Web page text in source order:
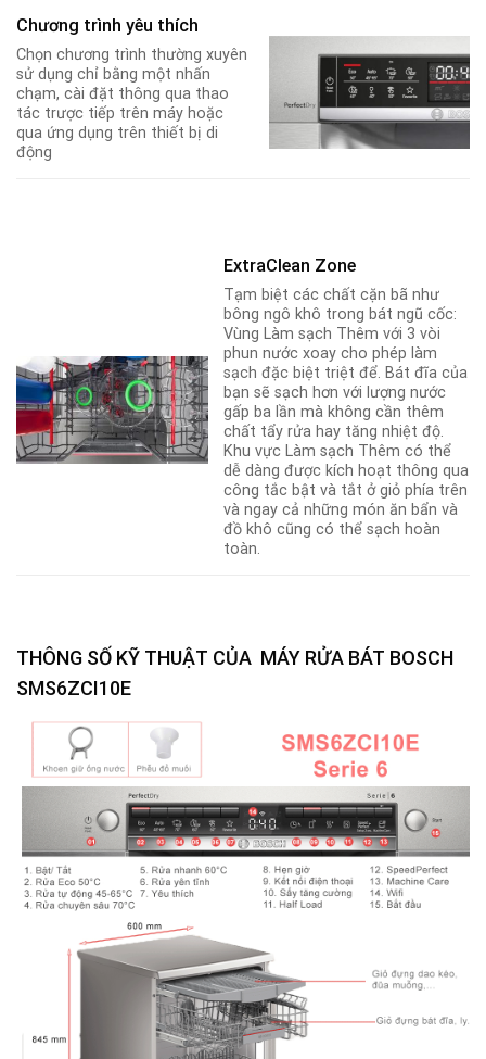
Chương trình yêu thích
Chọn chương trình thường xuyên
sử dụng chỉ bằng một nhấn
chạm, cài đặt thông qua thao
tác trược tiếp trên máy hoặc
qua ứng dụng trên thiết bị di
động
ExtraClean Zone
Tạm biệt các chất cặn bã như
bông ngô khô trong bát ngũ cốc:
Vùng Làm sạch Thêm với 3 vòi
phun nước xoay cho phép làm
sạch đặc biệt triệt để. Bát đĩa của
bạn sẽ sạch hơn với lượng nước
gấp ba lần mà không cần thêm
chất tẩy rửa hay tăng nhiệt độ.
Khu vực Làm sạch Thêm có thể
dễ dàng được kích hoạt thông qua
công tắc bật và tắt ở giỏ phía trên
và ngay cả những món ăn bẩn và
đồ khô cũng có thể sạch hoàn
toàn.
THÔNG SỐ KỸ THUẬT CỦA MÁY RỬA BÁT BOSCH
SMS6ZCI10E